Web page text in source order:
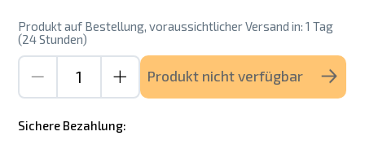
Produkt auf Bestellung, voraussichtlicher Versand in: 1 Tag
(24 Stunden)
Produkt nicht verfügbar
Sichere Bezahlung: